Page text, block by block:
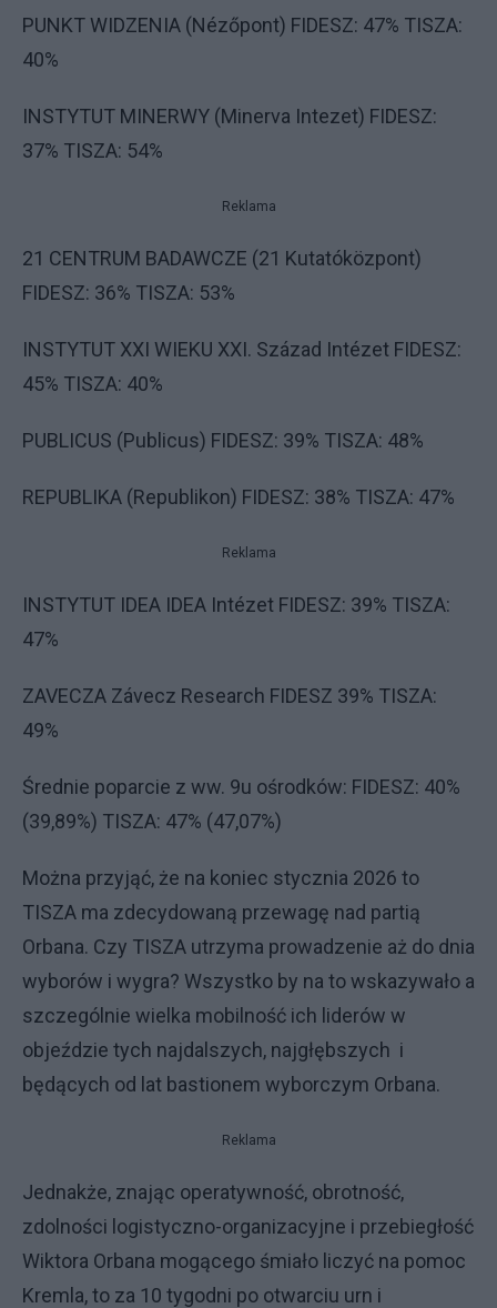
PUNKT WIDZENIA (Nézőpont) FIDESZ: 47% TISZA:
40%
INSTYTUT MINERWY (Minerva Intezet) FIDESZ:
37% TISZA: 54%
Reklama
21 CENTRUM BADAWCZE (21 Kutatóközpont)
FIDESZ: 36% TISZA: 53%
INSTYTUT XXI WIEKU XXI. Század Intézet FIDESZ:
45% TISZA: 40%
PUBLICUS (Publicus) FIDESZ: 39% TISZA: 48%
REPUBLIKA (Republikon) FIDESZ: 38% TISZA: 47%
Reklama
INSTYTUT IDEA IDEA Intézet FIDESZ: 39% TISZA:
47%
ZAVECZA Závecz Research FIDESZ 39% TISZA:
49%
Średnie poparcie z ww. 9u ośrodków: FIDESZ: 40%
(39,89%) TISZA: 47% (47,07%)
Można przyjąć, że na koniec stycznia 2026 to
TISZA ma zdecydowaną przewagę nad partią
Orbana. Czy TISZA utrzyma prowadzenie aż do dnia
wyborów i wygra? Wszystko by na to wskazywało a
szczególnie wielka mobilność ich liderów w
objeździe tych najdalszych, najgłębszych i
będących od lat bastionem wyborczym Orbana.
Reklama
Jednakże, znając operatywność, obrotność,
zdolności logistyczno-organizacyjne i przebiegłość
Wiktora Orbana mogącego śmiało liczyć na pomoc
Kremla, to za 10 tygodni po otwarciu urn i